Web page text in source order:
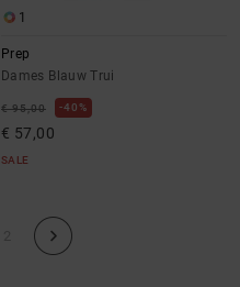
1
Prep
Dames Blauw Trui
€ 95,00 40%
€ 57,00
SALE